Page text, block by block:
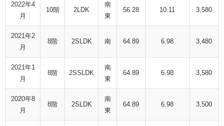
2022年4
月
10階 2LDK
南
東
56.28 10.11 3,580
2021年2
月
8階 2SLDK 南 64.89 6.98 3,480
2021年1
月
8階 2SSLDK
南
東
64.89 6.98 3,580
2020年8
月
8階 2SLDK
南
東
64.89 6.98 3,500